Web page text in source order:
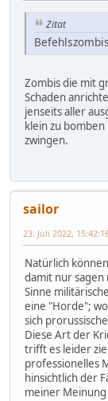
Zitat
Befehlszombis
Zombis die mit
Schaden
jenseits aller
klein zu
zwingen.
sailor
23. Juli 2022,
Natürlich
damit nur sagen
Sinne
eine "Horde";
sich
Diese Art der
trifft es leider
professionelles
hinsichtlich der
meiner Meinung